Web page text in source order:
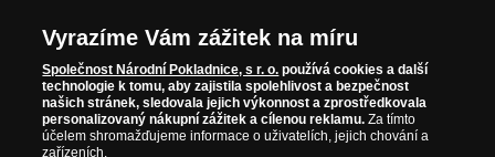
Vyrazíme Vám zážitek na míru
Společnost Národní Pokladnice, s r. o. používá cookies a další
technologie k tomu, aby zajistila spolehlivost a bezpečnost
našich stránek, sledovala jejich výkonnost a zprostředkovala
personalizovaný nákupní zážitek a cílenou reklamu. Za tímto
účelem shromažďujeme informace o uživatelích, jejich chování a
zařízeních.